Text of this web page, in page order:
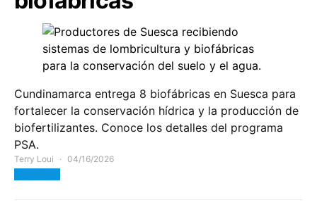
Cundinamarca entrega 8 biofábricas en Suesca para
fortalecer la conservación hídrica y la producción de
biofertilizantes. Conoce los detalles del programa
PSA.
Terry Loui 04/16/2026